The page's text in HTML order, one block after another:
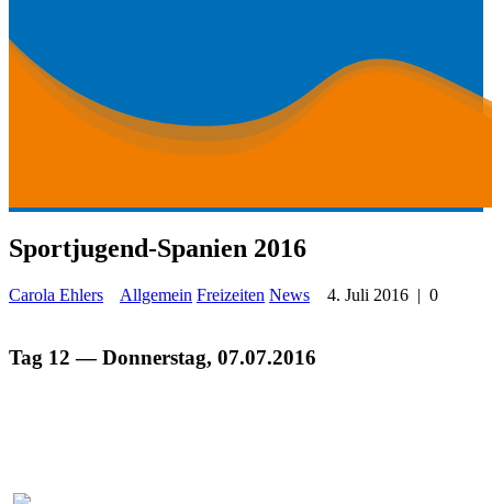
Sportjugend-Spanien 2016
Carola Ehlers Allgemein Freizeiten News 4. Juli 2016 | 0
Tag 12 — Donnerstag, 07.07.2016